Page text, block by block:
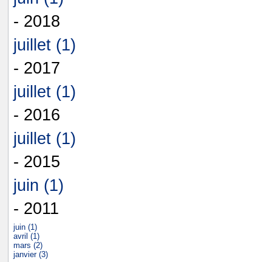
- 2018
juillet (1)
- 2017
juillet (1)
- 2016
juillet (1)
- 2015
juin (1)
- 2011
juin (1)
avril (1)
mars (2)
janvier (3)